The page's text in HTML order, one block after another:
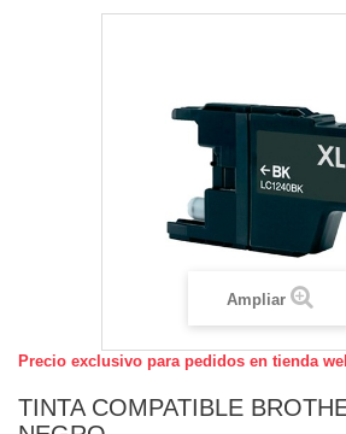
Ampliar
Precio exclusivo para pedidos en tienda
TINTA COMPATIBLE